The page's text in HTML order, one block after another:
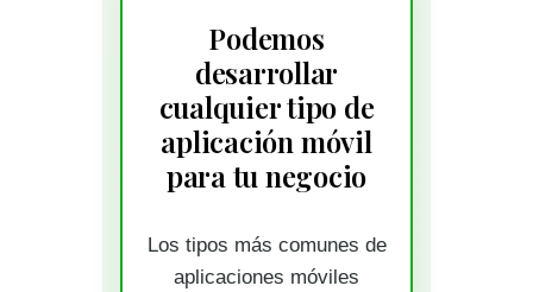
Podemos
desarrollar
cualquier tipo de
aplicación móvil
para tu negocio
Los tipos más comunes de
aplicaciones móviles